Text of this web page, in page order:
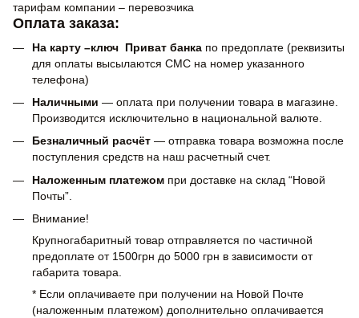
тарифам компании – перевозчика
Оплата заказа:
На карту –ключ Приват банка по предоплате (реквизиты
для оплаты высылаются СМС на номер указанного
телефона)
Наличными — оплата при получении товара в магазине.
Производится исключительно в национальной валюте.
Безналичный расчёт — отправка товара возможна после
поступления средств на наш расчетный счет.
Наложенным платежом при доставке на склад “Новой
Почты”.
Внимание!
Крупногабаритный товар отправляется по частичной
предоплате от 1500грн до 5000 грн в зависимости от
габарита товара.
* Если оплачиваете при получении на Новой Почте
(наложенным платежом) дополнительно оплачивается